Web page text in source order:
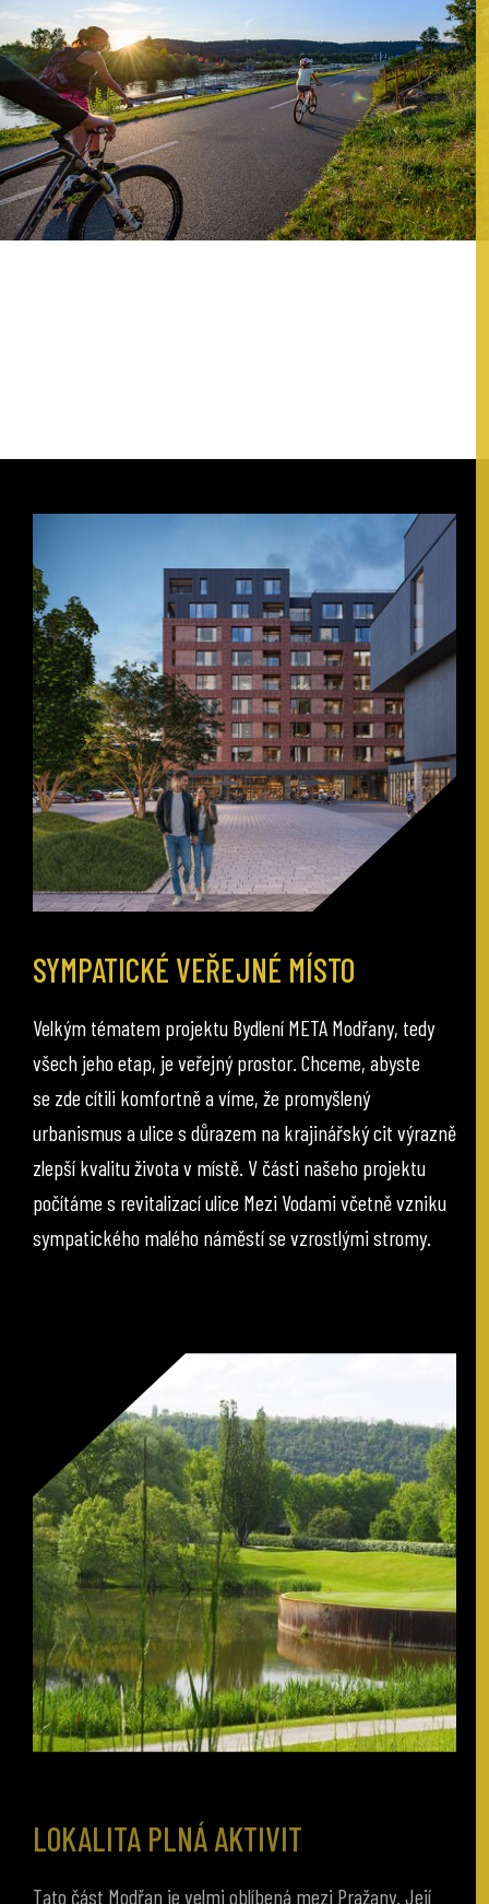
SYMPATICKÉ VEŘEJNÉ MÍSTO
Velkým tématem projektu Bydlení META Modřany, tedy
všech jeho etap, je veřejný prostor. Chceme, abyste
se zde cítili komfortně a víme, že promyšlený
urbanismus a ulice s důrazem na krajinářský cit výrazně
zlepší kvalitu života v místě. V části našeho projektu
počítáme s revitalizací ulice Mezi Vodami včetně vzniku
sympatického malého náměstí se vzrostlými stromy.